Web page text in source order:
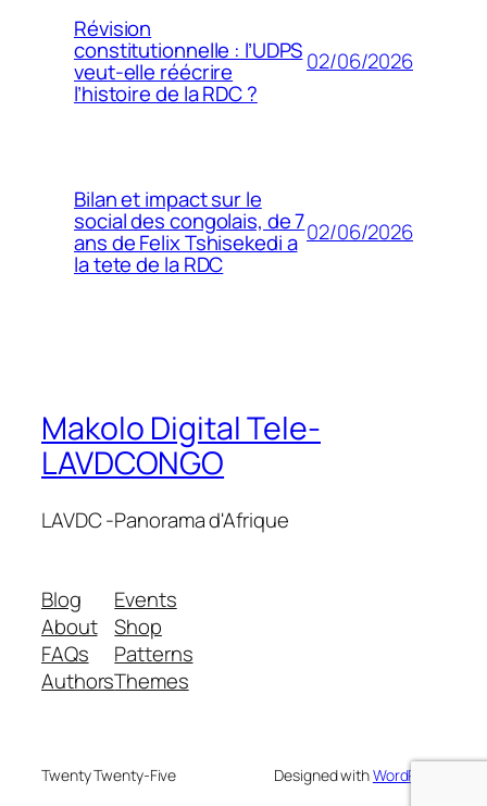
Révision
constitutionnelle : l’UDPS
veut-elle réécrire
l’histoire de la RDC ?
02/06/2026
Bilan et impact sur le
social des congolais, de 7
ans de Felix Tshisekedi a
la tete de la RDC
02/06/2026
Makolo Digital Tele-
LAVDCONGO
LAVDC -Panorama d'Afrique
Blog
About
FAQs
Authors
Events
Shop
Patterns
Themes
Twenty Twenty-Five Designed withWordPress